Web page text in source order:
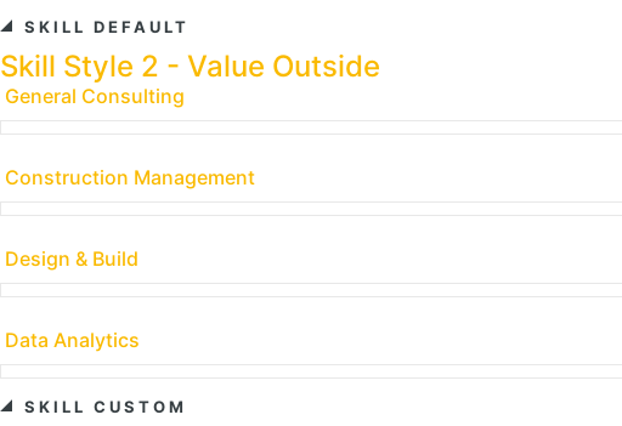
SKILL DEFAULT
Skill Style 2 - Value Outside
General Consulting
Construction Management
Design & Build
Data Analytics
SKILL CUSTOM